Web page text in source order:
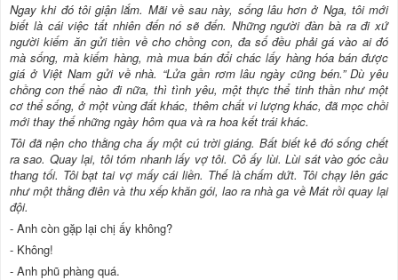
Ngay khi đó tôi giận lắm. Mãi về sau này, sống lâu hơn ở Nga, tôi mới
biết là cái việc tất nhiên đến nó sẽ đến. Những người đàn bà ra đi xứ
người kiếm ăn gửi tiền về cho chồng con, đa số đều phải gá vào ai đó
mà sống, mà kiếm hàng, mà mua bán đổi chác lấy hàng hóa bán được
giá ở Việt Nam gửi về nhà. “Lửa gần rơm lâu ngày cũng bén.” Dù yêu
chồng con thế nào đi nữa, thì tình yêu, một thực thể tinh thần như một
cơ thể sống, ở một vùng đất khác, thêm chất vi lượng khác, đã mọc chồi
mới thay thế những ngày hôm qua và ra hoa kết trái khác.
Tôi đã nện cho thằng cha ấy một cú trời giáng. Bất biết kẻ đó sống chết
ra sao. Quay lại, tôi tóm nhanh lấy vợ tôi. Cô ấy lùi. Lùi sát vào góc cầu
thang tối. Tôi bạt tai vợ mấy cái liền. Thế là chấm dứt. Tôi chạy lên gác
như một thằng điên và thu xếp khăn gói, lao ra nhà ga về Mát rồi quay lại
đội.
- Anh còn gặp lại chị ấy không?
- Không!
- Anh phũ phàng quá.